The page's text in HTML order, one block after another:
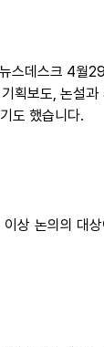
스데스크 4월
획보도, 논설과
도 했습니다.
상 논의의 대